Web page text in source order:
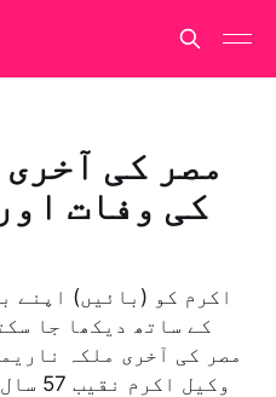
مصر کی
کی وفات
اکرم کو (بائیں) اپنے
کے ساتھ دیکھا جا
مصر کی آخری ملکہ
وکیل